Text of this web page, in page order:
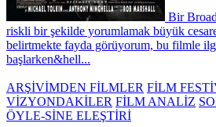
Bir
riskli bir şekilde yorumlamak büyük
belirtmekte fayda görüyorum, bu filmle
başlarken&hell...
ARŞİVİMDEN FİLMLER FİLM
VİZYONDAKİLER FİLM ANALİZ
ÖYLE-SİNE ELEŞTİRİ